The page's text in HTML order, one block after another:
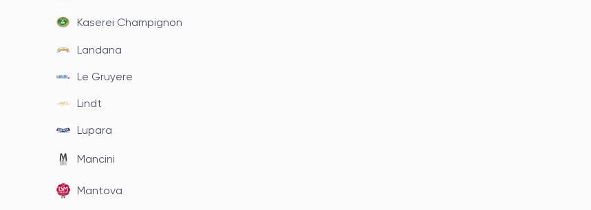
Kaserei Champignon
Landana
Le Gruyere
Lindt
Lupara
Mancini
Mantova